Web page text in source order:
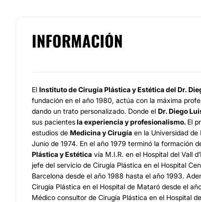
INFORMACIÓN
El Instituto de Cirugía Plástica y Estética del Dr.
fundación en el año 1980, actúa con la máxima
dando un trato personalizado. Donde el Dr. Diego
sus pacientesla experiencia y profesionalismo. El
estudios de Medicina y Cirugía en la Universidad
Junio de 1974. En el año 1979 terminó la formación
Plástica y Estética vía M.I.R. en el Hospital del Vall
jefe del servicio de Cirugía Plástica en el Hospital
Barcelona desde el año 1988 hasta el año 1993.
Cirugía Plástica en el Hospital de Mataró desde el
Médico consultor de Cirugía Plástica en el Hospital